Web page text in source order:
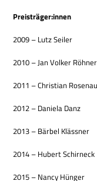
Preisträger:innen
2009 – Lutz Seiler
2010 – Jan Vol­ker
2011 – Chri­stian Rosenau
2012 – Daniela Danz
2013 – Bär­bel Klässner
2014 – Hubert Schirneck
2015 – Nancy Hünger